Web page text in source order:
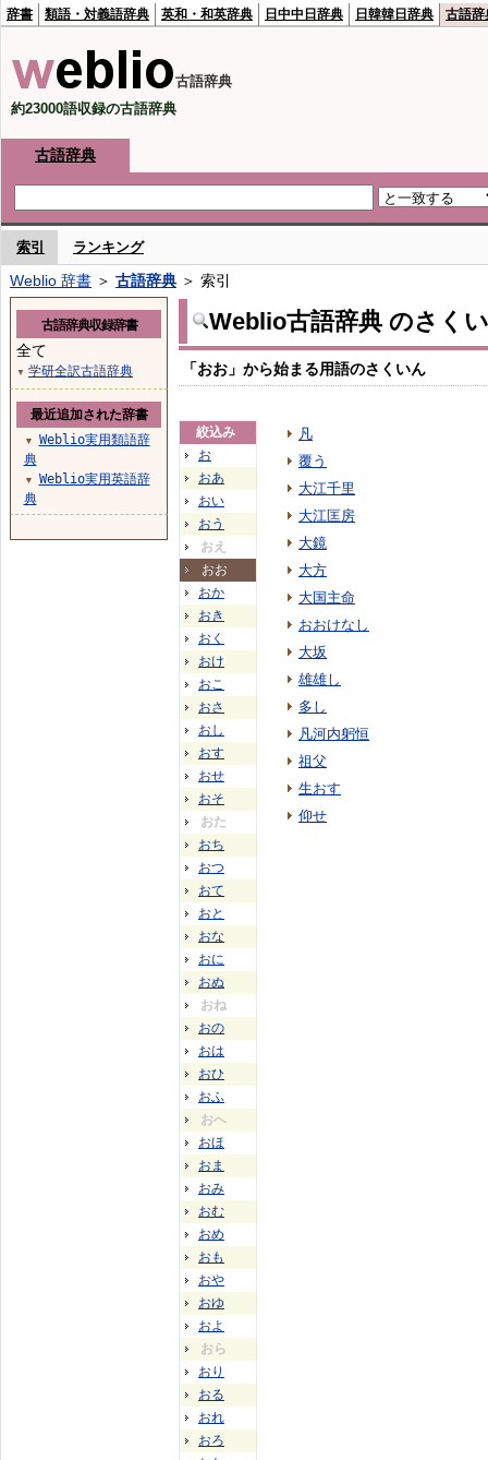
辞書 類語・対義語辞典 英和・和英辞典 日中中日辞典 日韓韓日辞典 古語辞
古語辞典
約23000語収録の古語辞典
古語辞典
索引 ランキング
Weblio 辞書 ＞ 古語辞典 ＞ 索引
Weblio古語辞典 のさく
「おお」から始まる用語のさくいん
絞込み
お
おあ
おい
おう
おえ
おお
おか
おき
おく
おけ
おこ
おさ
おし
おす
おせ
おそ
おた
おち
おつ
おて
おと
おな
おに
おぬ
おね
おの
おは
おひ
おふ
おへ
おほ
おま
おみ
おむ
おめ
おも
おや
おゆ
およ
おら
おり
おる
おれ
おろ
凡
覆う
大江千里
大江匡房
大鏡
大方
大国主命
おおけなし
大坂
雄雄し
多し
凡河内躬恒
祖父
生おす
仰せ
古語辞典収録辞書
全て
▼ 学研全訳古語辞典
最近追加された辞書
▼
Weblio実用類語辞
典
▼
Weblio実用英語辞
典